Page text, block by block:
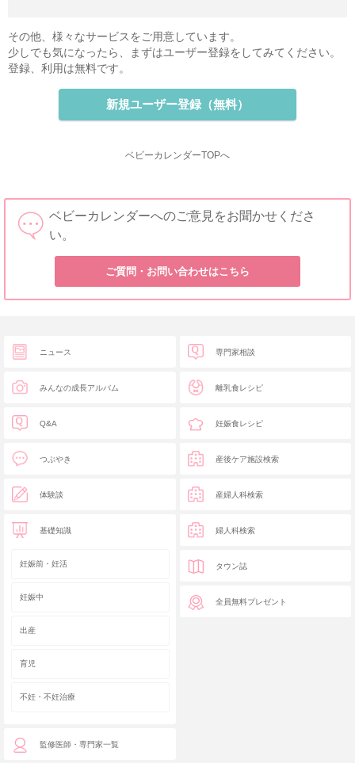
その他、様々なサービスをご用意しています。
少しでも気になったら、まずはユーザー登録をしてみてください。
登録、利用は無料です。
新規ユーザー登録（無料）
ベビーカレンダーTOPへ
ベビーカレンダーへのご意見をお聞かせくださ
い。
ご質問・お問い合わせはこちら
ニュース
みんなの成長アルバム
Q&A
つぶやき
体験談
基礎知識
妊娠前・妊活
妊娠中
出産
育児
不妊・不妊治療
監修医師・専門家一覧
専門家相談
離乳食レシピ
妊娠食レシピ
産後ケア施設検索
産婦人科検索
婦人科検索
タウン誌
全員無料プレゼント